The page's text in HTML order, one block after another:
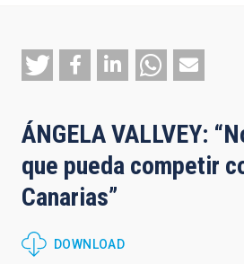
ÁNGELA VALLVEY:
que pueda competir
Canarias”
DOWNLOAD